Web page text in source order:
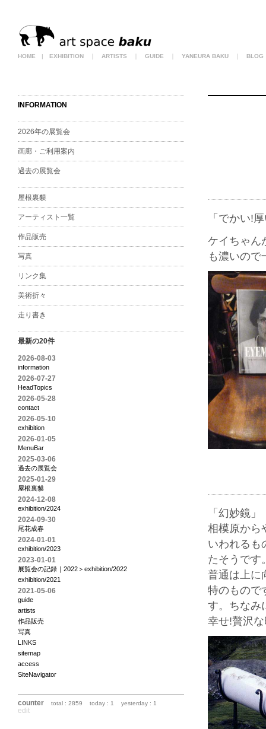
INFORMATION
2026年の展覧会
画廊・ご利用案内
過去の展覧会
屋根裏貘
アーティスト一覧
作品販売
写真
リンク集
美術折々
走り書き
最新の20件
2026-08-03
information
2026-07-27
HeadTopics
2026-05-28
contact
2026-05-10
exhibition
2026-01-05
MenuBar
2025-03-06
過去の展覧会
2025-01-29
屋根裏貘
2024-12-08
exhibition/2024
2024-09-30
尾花成春
2024-01-01
exhibition/2023
2023-01-01
展覧会の記録｜2022＞exhibition/2022
exhibition/2021
2021-05-06
guide
artists
作品販売
写真
LINKS
sitemap
access
SiteNavigator
counter total : 2859 today : 1 yesterday : 1
edit
「でかい!
ケイちゃん
も濃いので
「幻妙鏡」
相模原から
いわれるも
たそうです
普通は上に
特のもので
す。ちなみ
幸せ!贅沢
HOME | EXHIBITION ARTISTS GUIDE YANEURA BAKU BLOG